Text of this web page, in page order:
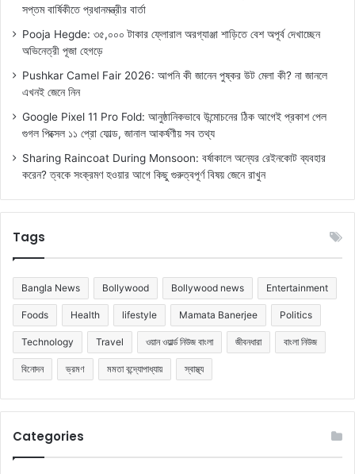
সপ্তম বার্ষিকীতে প্রধানমন্ত্রীর বার্তা
Pooja Hegde: ৩৫,০০০ টাকার ফ্লোরাল অরগ্যাঞ্জা শাড়িতে বেশ অপূর্ব দেখাচ্ছেন
অভিনেত্রী পূজা হেগড়ে
Pushkar Camel Fair 2026: আপনি কী জানেন পুষ্কর উট মেলা কী? না জানলে
এখনই জেনে নিন
Google Pixel 11 Pro Fold: আনুষ্ঠানিকভাবে উন্মোচনের ঠিক আগেই প্রকাশ পেল
গুগল পিক্সেল ১১ প্রো ফোল্ড, জানাল আকর্ষণীয় সব তথ্য
Sharing Raincoat During Monsoon: বর্ষাকালে অন্যের রেইনকোট ব্যবহার
করেন? ত্বকে সংক্রমণ হওয়ার আগে কিছু গুরুত্বপূর্ণ বিষয় জেনে রাখুন
Tags
Bangla News Bollywood Bollywood news Entertainment
Foods Health lifestyle Mamata Banerjee Politics
Technology Travel ওয়ান ওয়ার্ল্ড নিউজ বাংলা জীবনধারা বাংলা নিউজ
বিনোদন ভ্রমণ মমতা বন্দ্যোপাধ্যায় স্বাস্থ্য
Categories